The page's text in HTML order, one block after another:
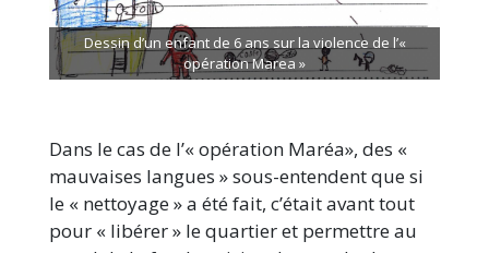
Dessin d’un enfant de 6 ans sur la violence de l’«
opération Marea »
Dans le cas de l’« opération Maréa», des «
mauvaises langues » sous-entendent que si
le « nettoyage » a été fait, c’était avant tout
pour « libérer » le quartier et permettre au